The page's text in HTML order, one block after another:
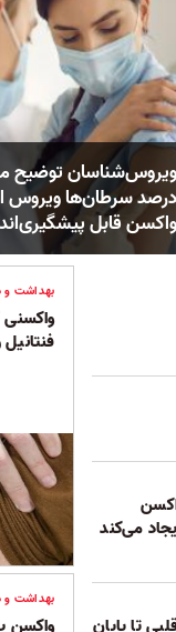
درصد سرطان‌ها ویروس
واکسن قابل پیشگیری‌اند
می‌کند
تا پایان
بهداشت و
واکسنی
بهداشت و